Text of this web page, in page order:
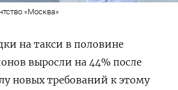
«Москва»
на такси в половине
выросли на 44% после
новых требований к этому